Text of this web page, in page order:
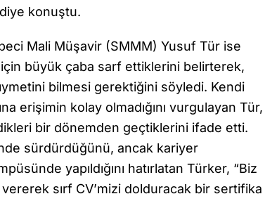
konuştu.
Mali Müşavir (SMMM) Yusuf Tür ise
büyük çaba sarf ettiklerini belirterek,
bilmesi gerektiğini söyledi. Kendi
erişimin kolay olmadığını vurgulayan Tür,
bir dönemden geçtiklerini ifade etti.
sürdürdüğünü, ancak kariyer
yapıldığını hatırlatan Türker, “Biz
sırf CV’mizi dolduracak bir sertifika